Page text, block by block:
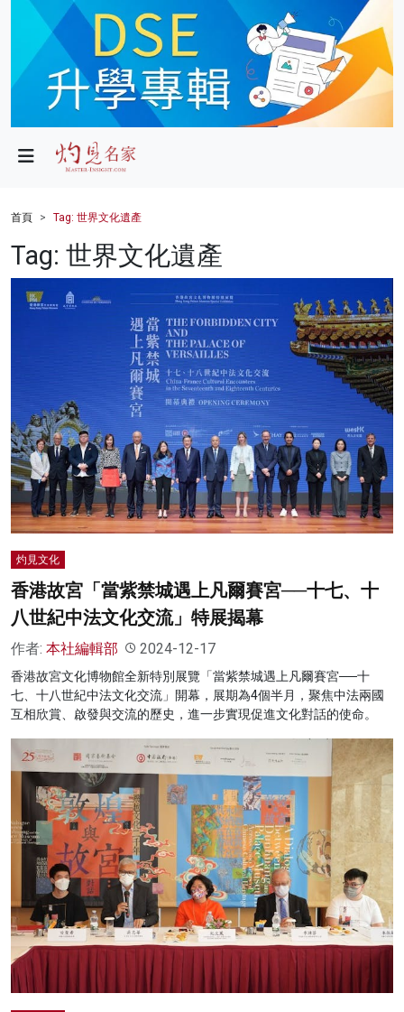
政局
財經
健康
名家榜
灼見活動
關於我們
首頁 Tag: 世界文化遺產
Tag: 世界文化遺產
灼見文化
香港故宮「當紫禁城遇上凡爾賽宮──十七、十
八世紀中法文化交流」特展揭幕
作者: 本社編輯部 2024-12-17
香港故宮文化博物館全新特別展覽「當紫禁城遇上凡爾賽宮──十
七、十八世紀中法文化交流」開幕，展期為4個半月，聚焦中法兩國
互相欣賞、啟發與交流的歷史，進一步實現促進文化對話的使命。